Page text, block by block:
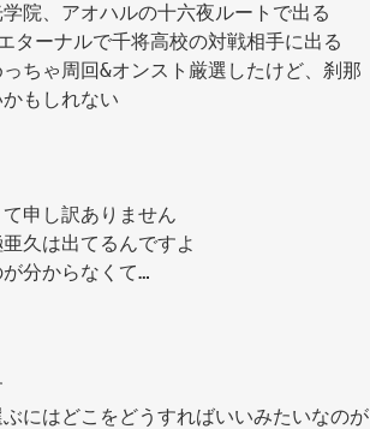
院、アオハルの十六夜ルートで出る
ターナルで千将高校の対戦相手に出る
ちゃ周回&オンスト厳選したけど、刹那
もしれない
申し訳ありません
久は出てるんですよ
分からなくて…
にはどこをどうすればいいみたいなのが